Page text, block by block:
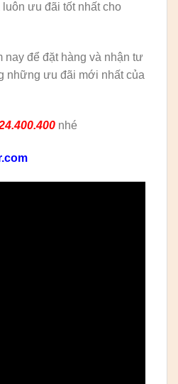
ưu đãi tốt nhất cho
nay để đặt hàng và nhận tư
những ưu đãi mới nhất của
nhé